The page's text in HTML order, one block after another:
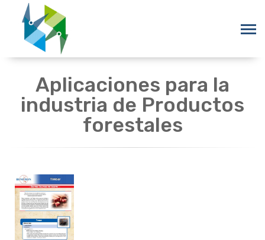
Aplicaciones para la
industria de Productos
forestales